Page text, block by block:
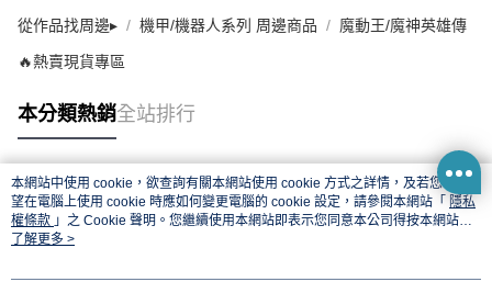
從作品找周邊▸ 機甲/機器人系列 周邊商品 魔動王/魔神英雄傳
🔥熱賣現貨專區
本分類熱銷全站排行
熱門標籤
本網站中使用 cookie，欲查詢有關本網站使用 cookie 方式之詳情，及若您不希
望在電腦上使用 cookie 時應如何變更電腦的 cookie 設定，請參閱本網站「 隱私
權條款 」之 Cookie 聲明。您繼續使用本網站即表示您同意本公司得按本網站使
用條款之 Cookie 聲明使用 cookie。
了解更多 >